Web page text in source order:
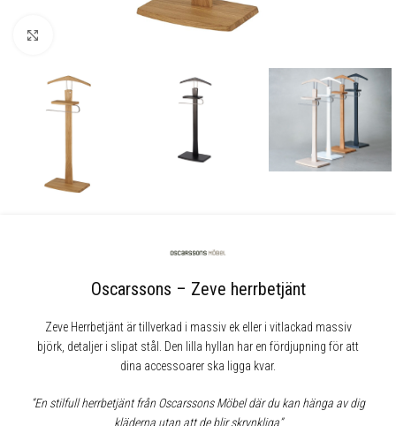
Oscarssons – Zeve herrbetjänt
Zeve Herrbetjänt är tillverkad i massiv ek eller i vitlackad massiv
björk, detaljer i slipat stål. Den lilla hyllan har en fördjupning för att
dina accessoarer ska ligga kvar.
“En stilfull herrbetjänt från Oscarssons Möbel där du kan hänga av dig
kläderna utan att de blir skrynkliga”